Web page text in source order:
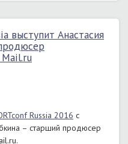
выступит Анастасия
Russia 2016 с
– старший продюсер